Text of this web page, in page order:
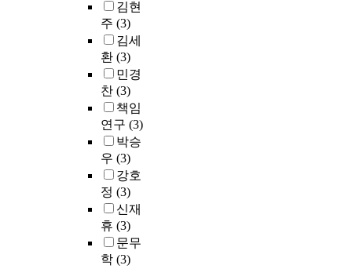
김현
주 (3)
김세
환 (3)
민경
찬 (3)
책임
연구 (3)
박승
우 (3)
강호
정 (3)
신재
휴 (3)
문무
학 (3)